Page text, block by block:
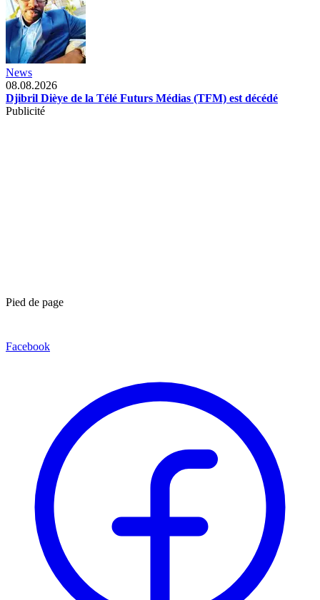
News
08.08.2026
Djibril Dièye de la Télé Futurs Médias (TFM) est décédé
Publicité
Pied de page
Facebook